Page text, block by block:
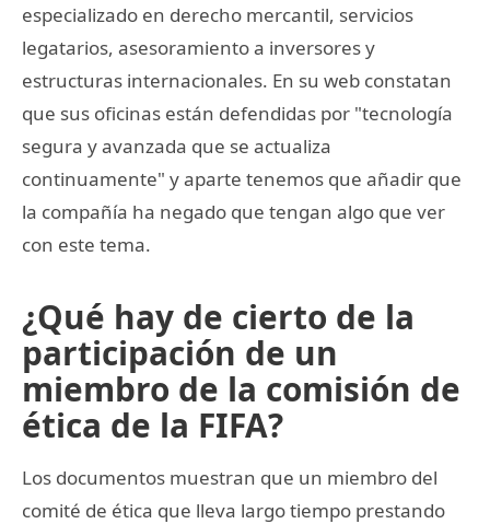
especializado en derecho mercantil, servicios
legatarios, asesoramiento a inversores y
estructuras internacionales. En su web constatan
que sus oficinas están defendidas por "tecnología
segura y avanzada que se actualiza
continuamente" y aparte tenemos que añadir que
la compañía ha negado que tengan algo que ver
con este tema.
¿Qué hay de cierto de la
participación de un
miembro de la comisión de
ética de la FIFA?
Los documentos muestran que un miembro del
comité de ética que lleva largo tiempo prestando